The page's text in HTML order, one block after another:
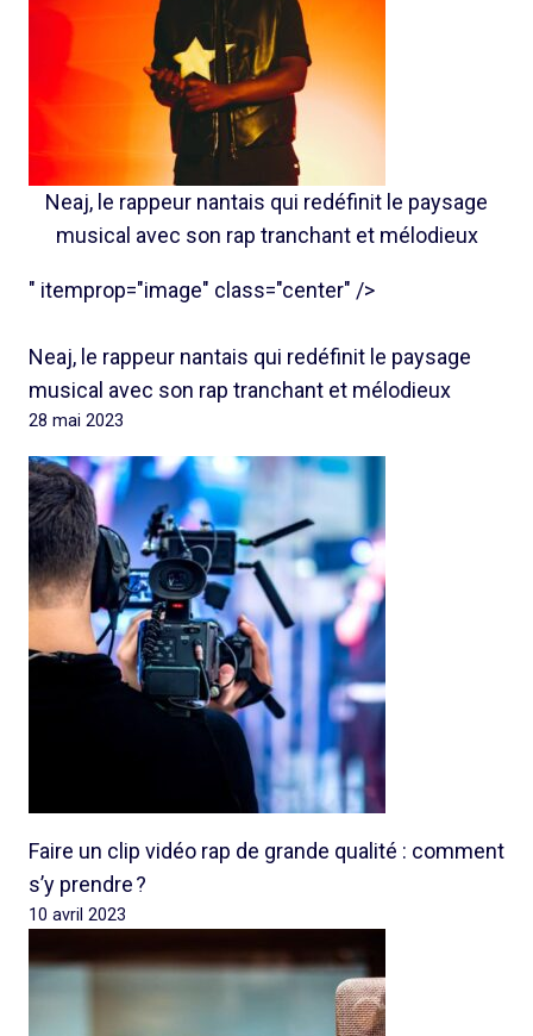
Neaj, le rappeur nantais qui redéfinit le paysage
musical avec son rap tranchant et mélodieux
" itemprop="image" class="center" />
Neaj, le rappeur nantais qui redéfinit le paysage
musical avec son rap tranchant et mélodieux
28 mai 2023
Faire un clip vidéo rap de grande qualité : comment
s’y prendre ?
10 avril 2023